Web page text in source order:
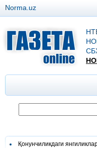
Norma.uz
Қонунчиликдаги